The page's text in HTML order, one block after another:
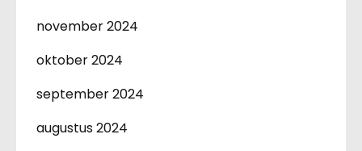
november 2024
oktober 2024
september 2024
augustus 2024